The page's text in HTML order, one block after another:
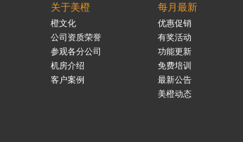
关于美橙
橙文化
公司资质荣誉
参观各分公司
机房介绍
客户案例
每月最新
优惠促销
有奖活动
功能更新
免费培训
最新公告
美橙动态